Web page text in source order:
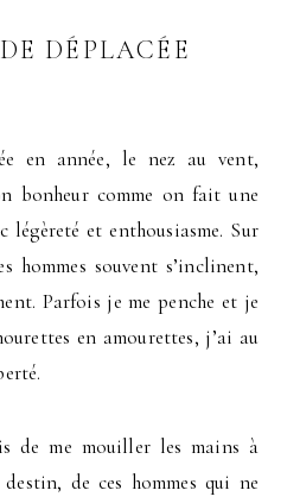
DÉPLACÉE
en année, le nez au vent,
bonheur comme on fait une
légèreté et enthousiasme. Sur
hommes souvent s’inclinent,
Parfois je me penche et je
en amourettes, j’ai au
de me mouiller les mains à
de ces hommes qui ne